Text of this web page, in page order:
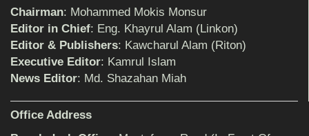
বিমানের সিলেট-ম্যানচেস্টার সরাসরি ফ্লাইট চালু হচ্ছে
সোমবার
Chairman: Mohammed Mokis Monsur
Editor in Chief: Eng. Khayrul Alam (Linkon)
Editor & Publishers: Kawcharul Alam (Riton)
Executive Editor: Kamrul Islam
News Editor: Md. Shazahan Miah
Office Address